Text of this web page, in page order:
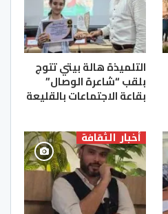
التلميذة هالة بيتي تتوج
بلقب “شاعرة الوصال”
بقاعة الاجتماعات بالقليعة
أخبار الثقافة